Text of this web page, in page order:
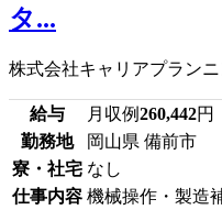
タ...
株式会社キャリアプラン
給与 月収例260,442円
勤務地
岡山県 備前市
寮・社宅 なし
仕事内容 機械操作・製造